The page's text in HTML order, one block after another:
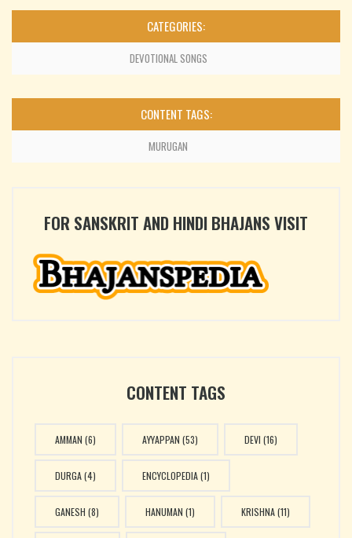
CATEGORIES:
DEVOTIONAL SONGS
CONTENT TAGS:
MURUGAN
FOR SANSKRIT AND HINDI BHAJANS VISIT
CONTENT TAGS
AMMAN (6) AYYAPPAN (53) DEVI (16)
DURGA(4) ENCYCLOPEDIA(1)
GANESH (8) HANUMAN (1) KRISHNA(11)